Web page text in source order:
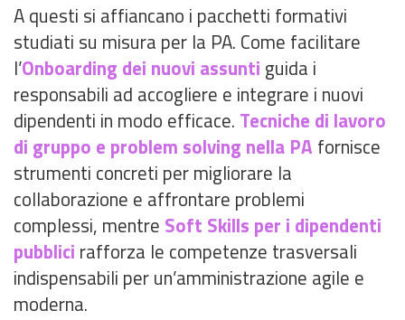
A questi si affiancano i pacchetti formativi
studiati su misura per la PA. Come facilitare
l’Onboarding dei nuovi assunti guida i
responsabili ad accogliere e integrare i nuovi
dipendenti in modo efficace. Tecniche di lavoro
di gruppo e problem solving nella PA fornisce
strumenti concreti per migliorare la
collaborazione e affrontare problemi
complessi, mentre Soft Skills per i dipendenti
pubblici rafforza le competenze trasversali
indispensabili per un’amministrazione agile e
moderna.